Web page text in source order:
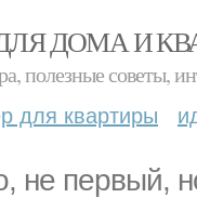
ДОМА И
полезные советы,
для квартиры
не первый,